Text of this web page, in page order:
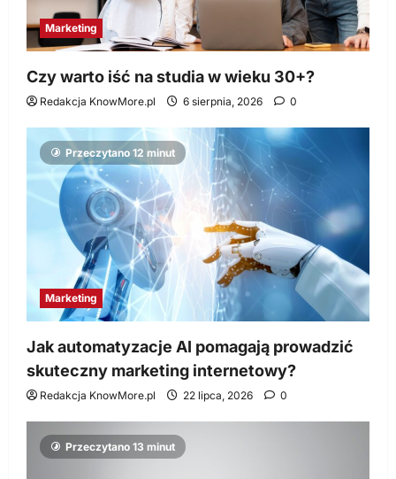
Marketing
Czy warto iść na studia w wieku 30+?
Redakcja KnowMore.pl 6 sierpnia, 2026 0
Przeczytano 12 minut
Marketing
Jak automatyzacje AI pomagają prowadzić
skuteczny marketing internetowy?
Redakcja KnowMore.pl 22 lipca, 2026 0
Przeczytano 13 minut